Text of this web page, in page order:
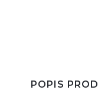
POPIS